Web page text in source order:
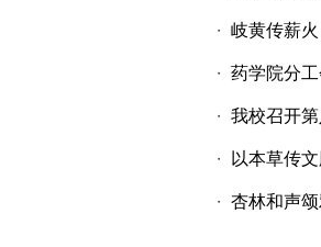
・ 岐黄传薪
・ 药学院分
・ 我校召开
・ 以本草传
・ 杏林和声